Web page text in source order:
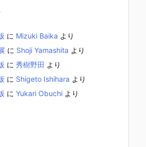
に Mizuki Baika より
に Shoji Yamashita より
に 秀樹野田 より
に Shigeto Ishihara より
に Yukari Obuchi より